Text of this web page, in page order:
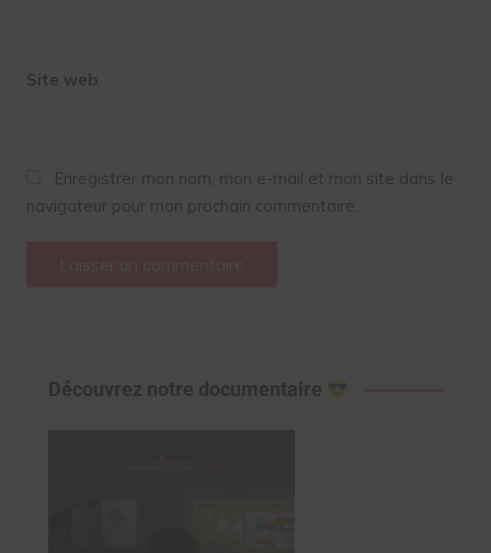
Site web
Enregistrer mon nom, mon e-mail et mon site dans le
navigateur pour mon prochain commentaire.
Découvrez notre documentaire